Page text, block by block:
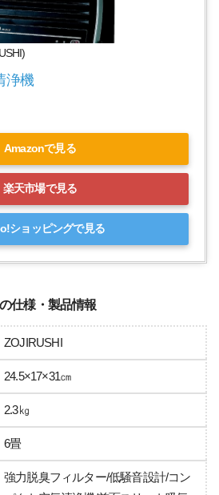
浄機
Amazonで見る
楽天市場で見る
ショッピングで見る
仕様・製品情報
ZOJIRUSHI
24.5×17×31㎝
2.3㎏
6畳
強力脱臭フィルター/低騒音設計/コン